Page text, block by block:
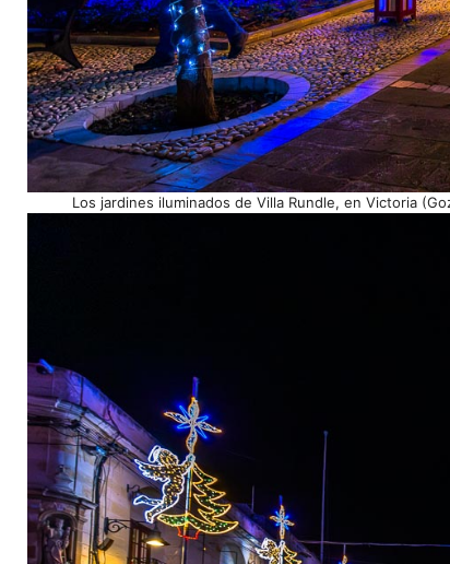
Los jardines iluminados de Villa Rundle, en Victoria